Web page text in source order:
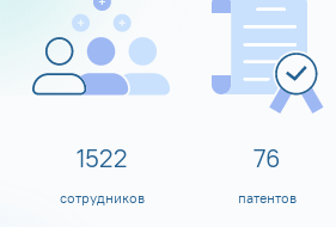
1600
сотрудников
80
патентов